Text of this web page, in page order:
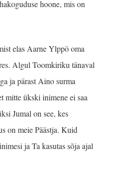
hoone, mis on
elas Aarne Ylppö oma
Algul Toomkiriku tänaval
ja pärast Aino surma
mitte ükski inimene ei saa
Jumal on see, kes
on meie Päästja. Kuid
ja Ta kasutas sõja ajal